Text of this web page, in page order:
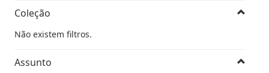
Coleção
Não existem filtros.
Assunto